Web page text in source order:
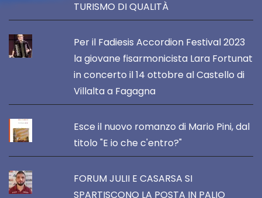
TURISMO DI QUALITÀ
Per il Fadiesis Accordion Festival 2023
la giovane fisarmonicista Lara Fortunat
in concerto il 14 ottobre al Castello di
Villalta a Fagagna
Esce il nuovo romanzo di Mario Pini, dal
titolo "E io che c'entro?"
FORUM JULII E CASARSA SI
SPARTISCONO LA POSTA IN PALIO